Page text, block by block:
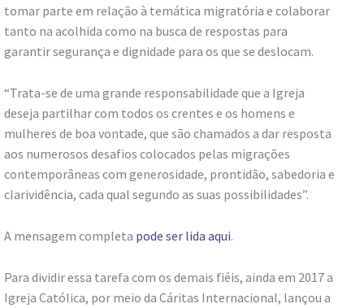
tomar parte em relação à temática migratória e colaborar
tanto na acolhida como na busca de respostas para
garantir segurança e dignidade para os que se deslocam.
“Trata-se de uma grande responsabilidade que a Igreja
deseja partilhar com todos os crentes e os homens e
mulheres de boa vontade, que são chamados a dar resposta
aos numerosos desafios colocados pelas migrações
contemporâneas com generosidade, prontidão, sabedoria e
clarividência, cada qual segundo as suas possibilidades”.
A mensagem completa pode ser lida aqui.
Para dividir essa tarefa com os demais fiéis, ainda em 2017 a
Igreja Católica, por meio da Cáritas Internacional, lançou a